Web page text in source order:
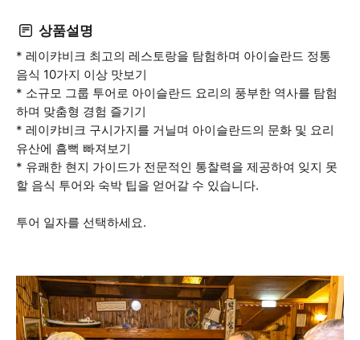
상품설명
* 레이캬비크 최고의 레스토랑을 탐험하며 아이슬란드 정통
음식 10가지 이상 맛보기
* 소규모 그룹 투어로 아이슬란드 요리의 풍부한 역사를 탐험
하며 맞춤형 경험 즐기기
* 레이캬비크 구시가지를 거닐며 아이슬란드의 문화 및 요리
유산에 흠뻑 빠져보기
* 유쾌한 현지 가이드가 전문적인 통찰력을 제공하여 잊지 못
할 음식 투어와 숙박 팁을 얻어갈 수 있습니다.
투어 일자를 선택하세요.